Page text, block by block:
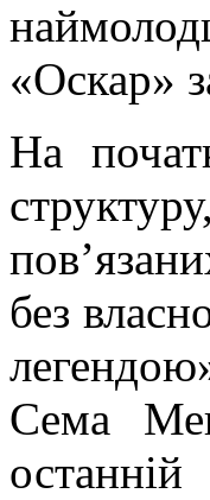
«Оскар»
На
без
Сема